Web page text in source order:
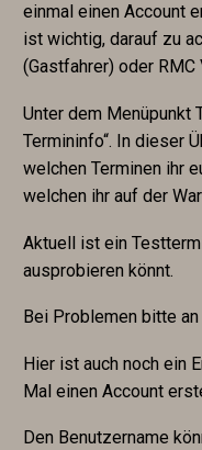
einmal einen Account
ist wichtig, darauf zu
(Gastfahrer) oder
Unter dem Menüpunkt
Termininfo“. In dieser
welchen Terminen ihr
welchen ihr auf der
Aktuell ist ein
ausprobieren könnt.
Bei Problemen bitte an
Hier ist auch noch ein
Mal einen Account
Den Benutzername